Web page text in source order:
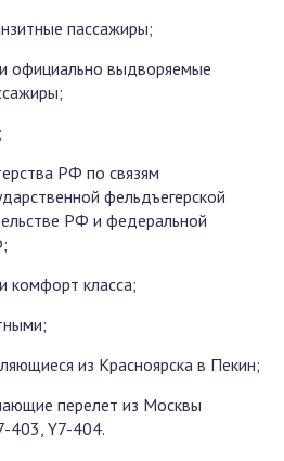
пассажиры;
официально выдворяемые
РФ по связям
фельдъегерской
РФ и федеральной
комфорт класса;
из Красноярска в Пекин;
перелет из Москвы
403, Y7-404.